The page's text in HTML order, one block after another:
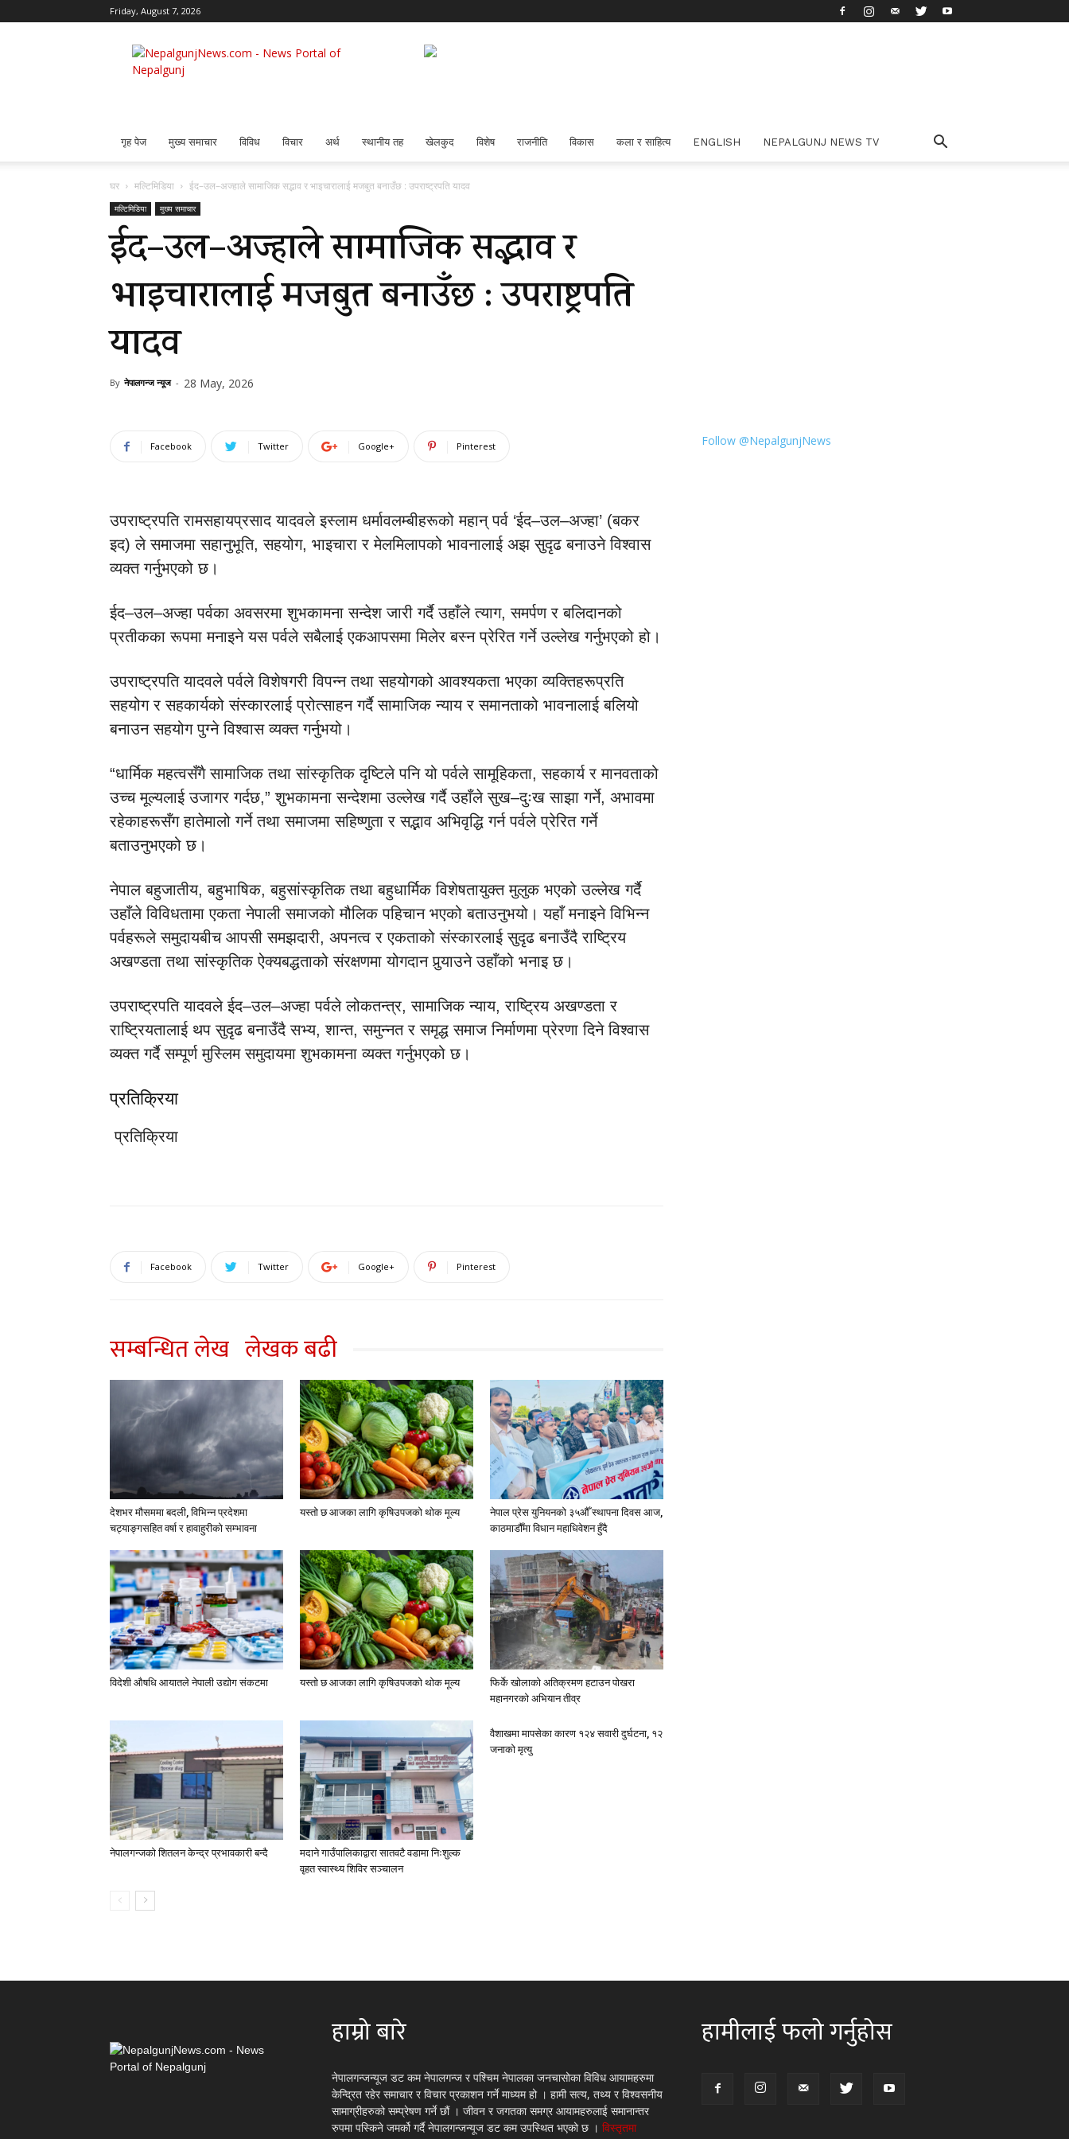
Friday, August 7, 2026
Nepalgunj
News
गृह पेज मुख्य समाचार विविध विचार अर्थ स्थानीय तह खेलकुद विशेष राजनीति विकास कला र साहित्य ENGLISH NEPALGUNJ NEWS TV
घर मल्टिमिडिया ईद–उल–अज्हाले सामाजिक सद्भाव र भाइचारालाई मजबुत बनाउँछ : उपराष्ट्रपति यादव
मल्टिमिडिया मुख्य समाचार
ईद–उल–अज्हाले सामाजिक सद्भाव र
भाइचारालाई मजबुत बनाउँछ : उपराष्ट्रपति
यादव
By नेपालगन्ज न्यूज - 28 May, 2026
Facebook Twitter Google+ Pinterest
उपराष्ट्रपति रामसहायप्रसाद यादवले इस्लाम धर्मावलम्बीहरूको महान् पर्व ‘ईद–उल–अज्हा’ (बकर
इद) ले समाजमा सहानुभूति, सहयोग, भाइचारा र मेलमिलापको भावनालाई अझ सुदृढ बनाउने विश्वास
व्यक्त गर्नुभएको छ।
ईद–उल–अज्हा पर्वका अवसरमा शुभकामना सन्देश जारी गर्दै उहाँले त्याग, समर्पण र बलिदानको
प्रतीकका रूपमा मनाइने यस पर्वले सबैलाई एकआपसमा मिलेर बस्न प्रेरित गर्ने उल्लेख गर्नुभएको हो।
उपराष्ट्रपति यादवले पर्वले विशेषगरी विपन्न तथा सहयोगको आवश्यकता भएका व्यक्तिहरूप्रति
सहयोग र सहकार्यको संस्कारलाई प्रोत्साहन गर्दै सामाजिक न्याय र समानताको भावनालाई बलियो
बनाउन सहयोग पुग्ने विश्वास व्यक्त गर्नुभयो।
“धार्मिक महत्वसँगै सामाजिक तथा सांस्कृतिक दृष्टिले पनि यो पर्वले सामूहिकता, सहकार्य र मानवताको
उच्च मूल्यलाई उजागर गर्दछ,” शुभकामना सन्देशमा उल्लेख गर्दै उहाँले सुख–दुःख साझा गर्ने, अभावमा
रहेकाहरूसँग हातेमालो गर्ने तथा समाजमा सहिष्णुता र सद्भाव अभिवृद्धि गर्न पर्वले प्रेरित गर्ने
बताउनुभएको छ।
नेपाल बहुजातीय, बहुभाषिक, बहुसांस्कृतिक तथा बहुधार्मिक विशेषतायुक्त मुलुक भएको उल्लेख गर्दै
उहाँले विविधतामा एकता नेपाली समाजको मौलिक पहिचान भएको बताउनुभयो। यहाँ मनाइने विभिन्न
पर्वहरूले समुदायबीच आपसी समझदारी, अपनत्व र एकताको संस्कारलाई सुदृढ बनाउँदै राष्ट्रिय
अखण्डता तथा सांस्कृतिक ऐक्यबद्धताको संरक्षणमा योगदान पुर्‍याउने उहाँको भनाइ छ।
उपराष्ट्रपति यादवले ईद–उल–अज्हा पर्वले लोकतन्त्र, सामाजिक न्याय, राष्ट्रिय अखण्डता र
राष्ट्रियतालाई थप सुदृढ बनाउँदै सभ्य, शान्त, समुन्नत र समृद्ध समाज निर्माणमा प्रेरणा दिने विश्वास
व्यक्त गर्दै सम्पूर्ण मुस्लिम समुदायमा शुभकामना व्यक्त गर्नुभएको छ।
प्रतिक्रिया
प्रतिक्रिया
Facebook Twitter Google+ Pinterest
सम्बन्धित लेख लेखक बढी
देशभर मौसममा बदली, विभिन्न प्रदेशमा
चट्याङ्गसहित वर्षा र हावाहुरीको सम्भावना
यस्तो छ आजका लागि कृषिउपजको थोक मूल्य
नेपाल प्रेस युनियनको ३५औँ स्थापना दिवस आज,
काठमाडौँमा विधान महाधिवेशन हुँदै
विदेशी औषधि आयातले नेपाली उद्योग संकटमा यस्तो छ आजका लागि कृषिउपजको थोक मूल्य
फिर्के खोलाको अतिक्रमण हटाउन पोखरा
महानगरको अभियान तीव्र
नेपालगन्जको शितलन केन्द्र प्रभावकारी बन्दै
मदाने गाउँपालिकाद्वारा सातवटै वडामा निःशुल्क
वृहत स्वास्थ्य शिविर सञ्चालन
वैशाखमा मापसेका कारण १२४ सवारी दुर्घटना, १२
जनाको मृत्यु
Follow @NepalgunjNews
हाम्रो बारे
नेपालगन्जन्यूज डट कम नेपालगन्ज र पश्चिम नेपालका जनचासोका विविध आयामहरुमा
केन्द्रित रहेर समाचार र विचार प्रकाशन गर्ने माध्यम हो । हामी सत्य, तथ्य र विश्वसनीय
सामाग्रीहरुको सम्प्रेषण गर्ने छौं । जीवन र जगतका समग्र आयामहरुलाई समानान्तर
रुपमा पस्किने जमर्को गर्दै नेपालगन्जन्यूज डट कम उपस्थित भएको छ । विस्तृतमा
हामीलाई फलो गर्नुहोस